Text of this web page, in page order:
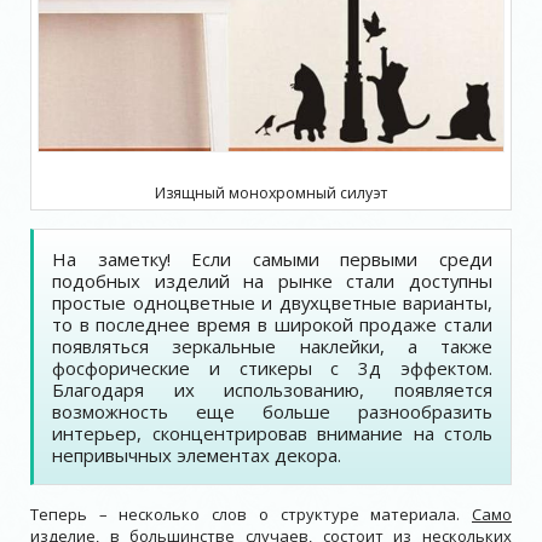
Изящный монохромный силуэт
На заметку! Если самыми первыми среди
подобных изделий на рынке стали доступны
простые одноцветные и двухцветные варианты,
то в последнее время в широкой продаже стали
появляться зеркальные наклейки, а также
фосфорические и стикеры с 3д эффектом.
Благодаря их использованию, появляется
возможность еще больше разнообразить
интерьер, сконцентрировав внимание на столь
непривычных элементах декора.
Теперь – несколько слов о структуре материала. Само
изделие, в большинстве случаев, состоит из нескольких